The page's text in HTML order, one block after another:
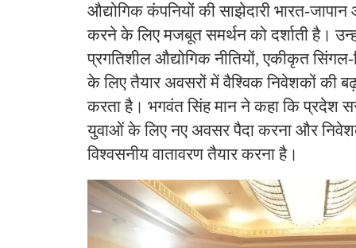
औद्योगिक कंपनियों की साझेदारी भारत-
करने के लिए मजबूत समर्थन को दर्शाती है।
प्रगतिशील औद्योगिक नीतियों, एकीकृत
के लिए तैयार अवसरों में वैश्विक निवेशकों की
करता है। भगवंत सिंह मान ने कहा कि प्रदेश
युवाओं के लिए नए अवसर पैदा करना और
विश्वसनीय वातावरण तैयार करना है।